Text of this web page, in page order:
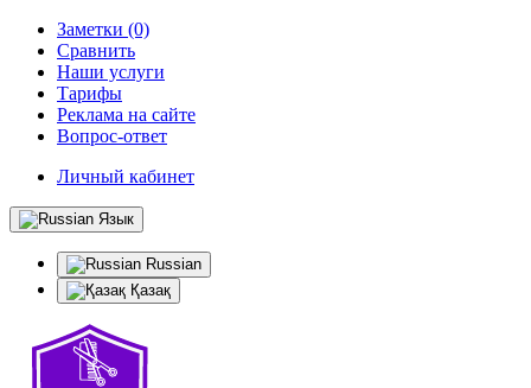
Заметки (0)
Сравнить
Наши услуги
Тарифы
Реклама на сайте
Вопрос-ответ
Личный кабинет
Язык
Russian
Қазақ